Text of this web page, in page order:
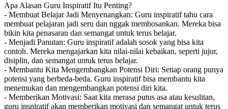
Apa Alasan Guru Inspiratif Itu Penting?
- Membuat Belajar Jadi Menyenangkan: Guru inspiratif tahu cara
membuat pelajaran jadi seru dan nggak membosankan. Mereka bisa
bikin kita penasaran dan semangat untuk terus belajar.
- Menjadi Panutan: Guru inspiratif adalah sosok yang bisa kita
contoh. Mereka mengajarkan kita nilai-nilai kebaikan, seperti jujur,
disiplin, dan semangat untuk terus belajar.
- Membantu Kita Mengembangkan Potensi Diri: Setiap orang punya
potensi yang berbeda-beda. Guru inspiratif bisa membantu kita
menemukan dan mengembangkan potensi diri kita.
- Memberikan Motivasi: Saat kita merasa putus asa atau kesulitan,
guru inspiratif akan memberikan motivasi dan semangat untuk terus